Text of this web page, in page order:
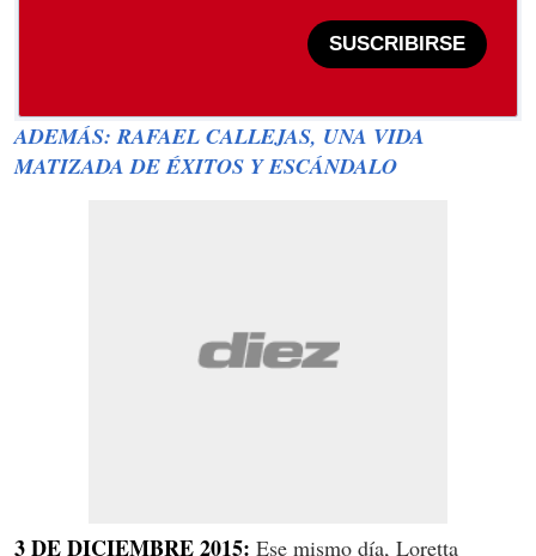
SUSCRIBIRSE
ADEMÁS: RAFAEL CALLEJAS, UNA VIDA
MATIZADA DE ÉXITOS Y ESCÁNDALO
3 DE DICIEMBRE 2015: Ese mismo día, Loretta